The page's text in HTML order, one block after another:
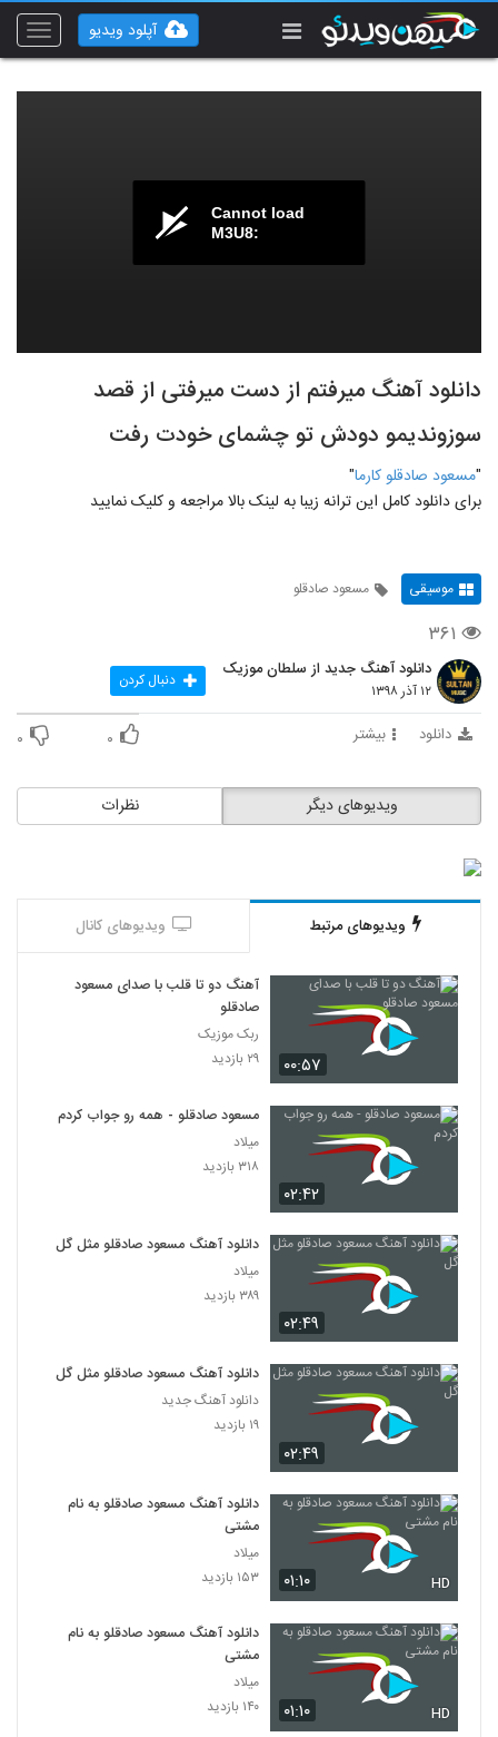
Toggle
آپلود ویدیو
Cannot load
M3U8:
دانلود آهنگ میرفتم از دست میرفتی از قصد
سوزوندیمو دودش تو چشمای خودت رفت
"مسعود صادقلو کارما"
برای دانلود کامل این ترانه زیبا به لینک بالا مراجعه و کلیک نمایید
موسیقی مسعود صادقلو
۳۶۱
دانلود آهنگ جدید از سلطان موزیک
۱۲ آذر ۱۳۹۸ دنبال کردن
دانلود بیشتر ۰ ۰
نظرات ویدیوهای دیگر
ویدیوهای مرتبط ویدیوهای کانال
۰۰:۵۷
آهنگ دو تا قلب با صدای مسعود
صادقلو
ربک موزیک
۲۹ بازدید
۰۲:۴۲
مسعود صادقلو - همه رو جواب کردم
میلاد
۳۱۸ بازدید
۰۲:۴۹
دانلود آهنگ مسعود صادقلو مثل گل
میلاد
۳۸۹ بازدید
۰۲:۴۹
دانلود آهنگ مسعود صادقلو مثل گل
دانلود آهنگ جدید
۱۹ بازدید
۰۱:۱۰ HD
دانلود آهنگ مسعود صادقلو به نام
مشتی
میلاد
۱۵۳ بازدید
۰۱:۱۰ HD
دانلود آهنگ مسعود صادقلو به نام
مشتی
میلاد
۱۴۰ بازدید